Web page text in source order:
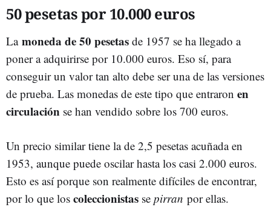
50 pesetas por 10.000 euros
La moneda de 50 pesetas de 1957 se ha llegado a
poner a adquirirse por 10.000 euros. Eso sí, para
conseguir un valor tan alto debe ser una de las versiones
de prueba. Las monedas de este tipo que entraron en
circulación se han vendido sobre los 700 euros.
Un precio similar tiene la de 2,5 pesetas acuñada en
1953, aunque puede oscilar hasta los casi 2.000 euros.
Esto es así porque son realmente difíciles de encontrar,
por lo que los coleccionistas se pirran por ellas.